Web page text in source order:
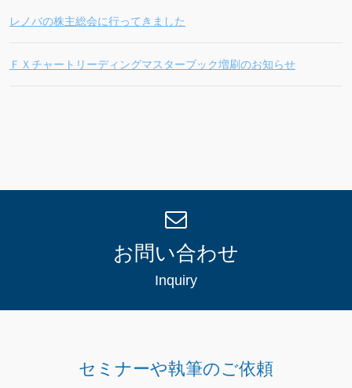
レノバの株主総会に行ってきました
ＦＸチャートリーディングマスターブック増刷のお知らせ
お問い合わせ
Inquiry
セミナーや執筆のご依頼